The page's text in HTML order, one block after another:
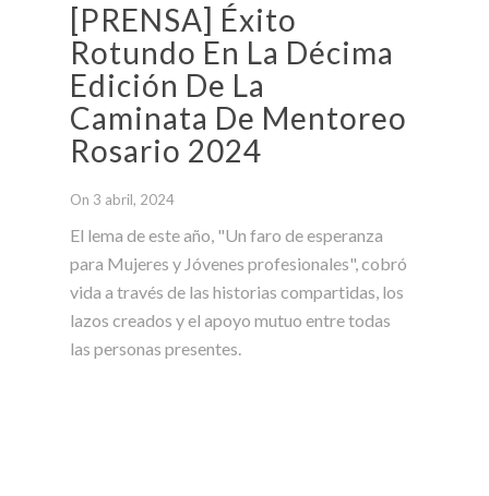
[PRENSA] Éxito
Rotundo En La Décima
Edición De La
Caminata De Mentoreo
Rosario 2024
On 3 abril, 2024
El lema de este año, "Un faro de esperanza
para Mujeres y Jóvenes profesionales", cobró
vida a través de las historias compartidas, los
lazos creados y el apoyo mutuo entre todas
las personas presentes.